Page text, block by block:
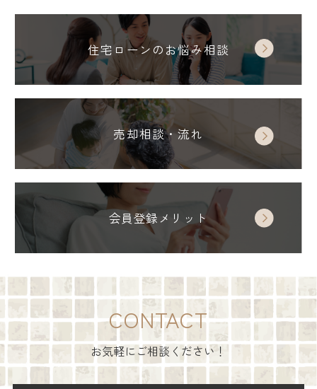
住宅ローンのお悩み相談
売却相談・流れ
会員登録メリット
CONTACT
お気軽にご相談ください！